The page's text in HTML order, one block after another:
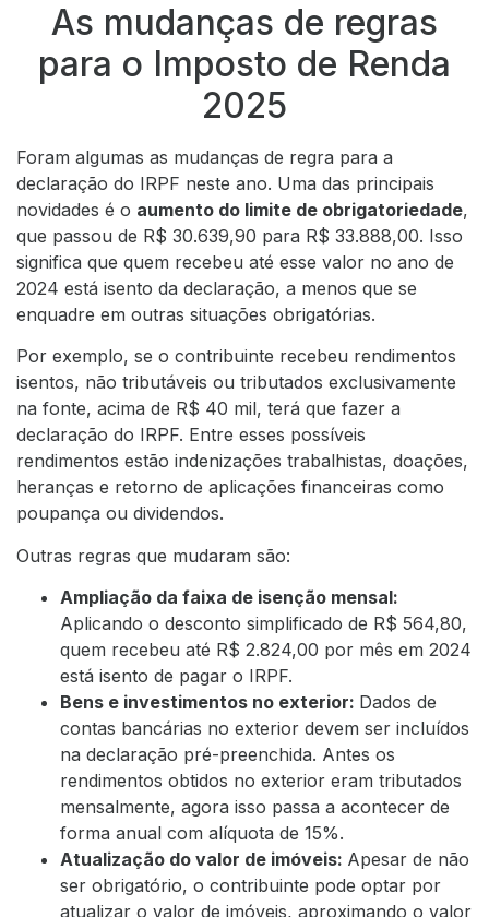
As mudanças de regras
para o Imposto de Renda
2025
Foram algumas as mudanças de regra para a
declaração do IRPF neste ano. Uma das principais
novidades é o aumento do limite de obrigatoriedade,
que passou de R$ 30.639,90 para R$ 33.888,00. Isso
significa que quem recebeu até esse valor no ano de
2024 está isento da declaração, a menos que se
enquadre em outras situações obrigatórias.
Por exemplo, se o contribuinte recebeu rendimentos
isentos, não tributáveis ou tributados exclusivamente
na fonte, acima de R$ 40 mil, terá que fazer a
declaração do IRPF. Entre esses possíveis
rendimentos estão indenizações trabalhistas, doações,
heranças e retorno de aplicações financeiras como
poupança ou dividendos.
Outras regras que mudaram são:
Ampliação da faixa de isenção mensal:
Aplicando o desconto simplificado de R$ 564,80,
quem recebeu até R$ 2.824,00 por mês em 2024
está isento de pagar o IRPF.
Bens e investimentos no exterior: Dados de
contas bancárias no exterior devem ser incluídos
na declaração pré-preenchida. Antes os
rendimentos obtidos no exterior eram tributados
mensalmente, agora isso passa a acontecer de
forma anual com alíquota de 15%.
Atualização do valor de imóveis: Apesar de não
ser obrigatório, o contribuinte pode optar por
atualizar o valor de imóveis, aproximando o valor